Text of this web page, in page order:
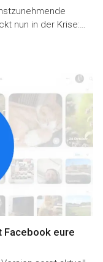
nun in der Krise:…
Facebook eure